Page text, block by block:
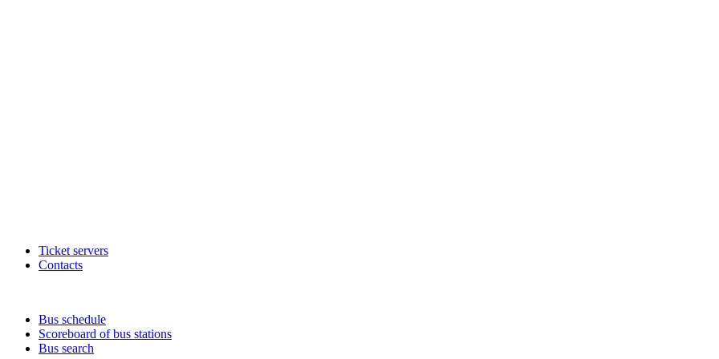
Ticket servers
Contacts
Bus schedule
Scoreboard of bus stations
Bus search